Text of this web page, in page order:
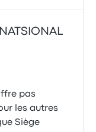
pas
les autres
Siège